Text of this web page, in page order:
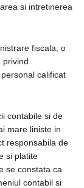
si intretinerea
fiscala, o
privind
calificat
contabile si de
mare liniste in
responsabila de
si platite
se constata ca
contabil si